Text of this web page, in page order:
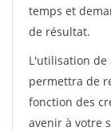
temps et
de résultat.
L'utilisation de
permettra de
fonction des
avenir à votre